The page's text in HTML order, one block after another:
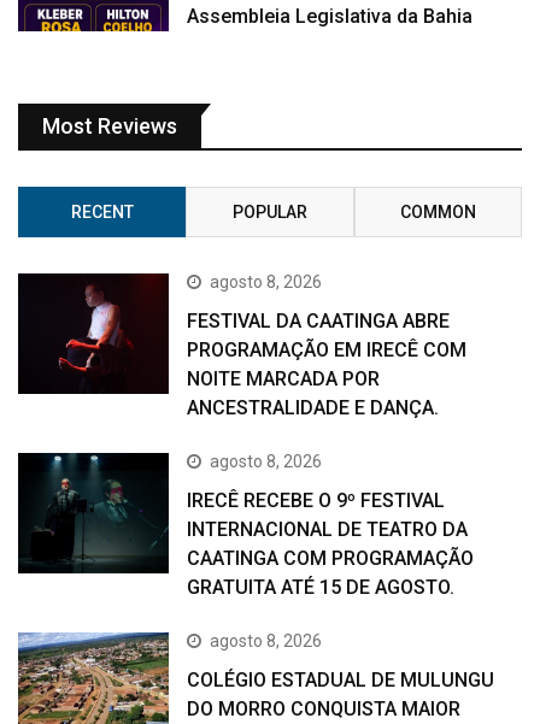
Assembleia Legislativa da Bahia
Most Reviews
RECENT POPULAR COMMON
agosto 8, 2026
FESTIVAL DA CAATINGA ABRE
PROGRAMAÇÃO EM IRECÊ COM
NOITE MARCADA POR
ANCESTRALIDADE E DANÇA.
agosto 8, 2026
IRECÊ RECEBE O 9º FESTIVAL
INTERNACIONAL DE TEATRO DA
CAATINGA COM PROGRAMAÇÃO
GRATUITA ATÉ 15 DE AGOSTO.
agosto 8, 2026
COLÉGIO ESTADUAL DE MULUNGU
DO MORRO CONQUISTA MAIOR